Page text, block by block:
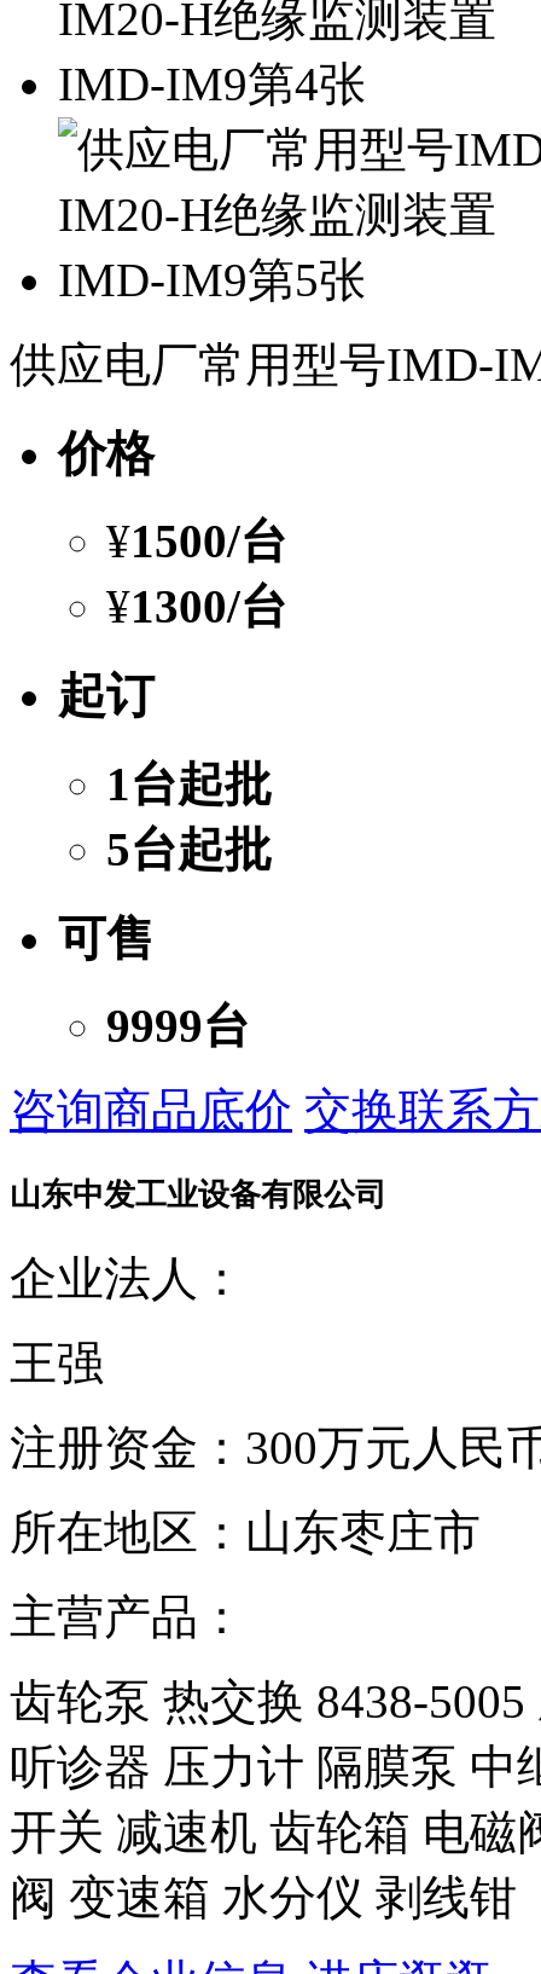
供应电厂常用型号IMD-
价格
¥1500/台
¥1300/台
起订
1台起批
5台起批
可售
9999台
咨询商品底价 交换联系
山东中发工业设备有限公司
企业法人：
王强
注册资金： 300万元人民
所在地区： 山东枣庄市
主营产品：
齿轮泵 热交换 8438-
听诊器 压力计 隔膜泵 中
开关 减速机 齿轮箱 电磁
阀 变速箱 水分仪 剥线钳